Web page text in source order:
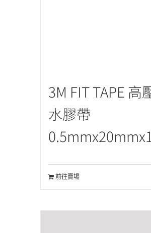
3M FIT TAPE 高
水膠帶
前往賣場